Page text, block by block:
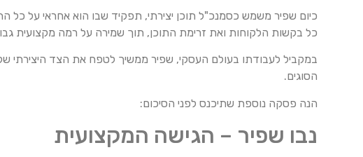
כיום שפיר משמש כסמנכ"ל תוכן יצירתי, תפקיד שבו הוא אחראי על כל
כל בקשות הלקוחות ואת זרימת התוכן, תוך שמירה על רמה מקצועית
במקביל לעבודתו בעולם העסקי, שפיר ממשיך לטפח את הצד היצירתי
הסוגים.
הנה פסקה נוספת שתיכנס לפני הסיכום:
נבו שפיר – הגישה המקצועית